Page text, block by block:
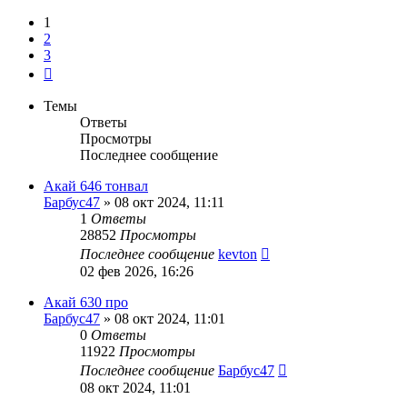
1
2
3
Темы
Ответы
Просмотры
Последнее сообщение
Акай 646 тонвал
Барбус47 » 08 окт 2024, 11:11
1 Ответы
28852 Просмотры
Последнее сообщение kevton
02 фев 2026, 16:26
Акай 630 про
Барбус47 » 08 окт 2024, 11:01
0 Ответы
11922 Просмотры
Последнее сообщение Барбус47
08 окт 2024, 11:01